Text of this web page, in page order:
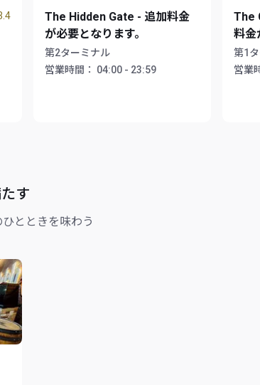
The Hidden Gate - 追加料金
が必要となります。
第2ターミナル
営業時間：
04:00 - 23:59
The
料金
第1
営業
す
とときを味わう